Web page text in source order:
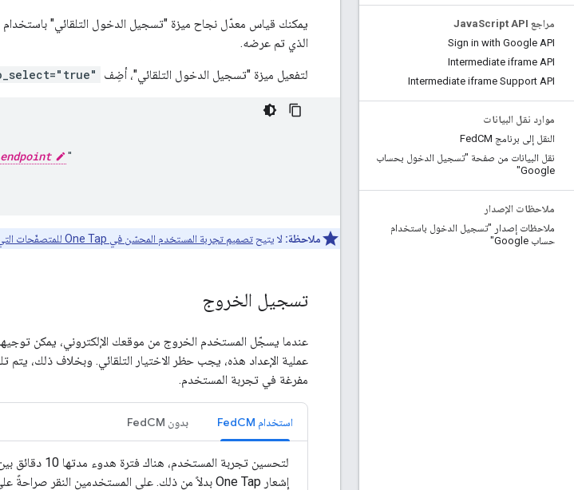
مراجع Java Script API
Sign in with Google API
Intermediate iframe API
Intermediate iframe Support API
موارد نقل البيانات
النقل إلى برنامج Fed CM
نقل البيانات من صفحة "تسجيل الدخول بحساب
Google"
ملاحظات الإصدار
ملاحظات إصدار "تسجيل الدخول باستخدام
حساب Google"
يمكنك قياس معدّل نجاح ميزة "تسجيل الدخول التلقائي" باستخدام
الذي تم عرضه.
لتفعيل ميزة "تسجيل الدخول التلقائي"، أضِف
"
ملاحظة: لا يتيحتصميم تجربة المستخدم المحسّن في One Tap للمتصفّحات التي تتضمّن ميزة "تتبُّع المواقع الذكي"
تسجيل الخروج
عملية الإعداد هذه، يجب حظر الاختيار التلقائي. وبخلاف ذلك،
مفرغة في تجربة المستخدم.
استخدام FedCM بدون FedCM
لتحسين تجربة
إشعار One Tap بدلاً من ذلك. على المستخدمين النقر صراحةً على One Tap لتسجيل الدخول.